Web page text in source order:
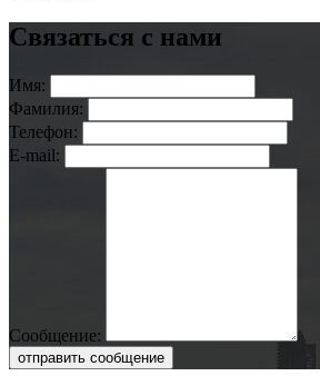
Связаться с нами
Имя:
Фамилия:
Телефон:
E-mail:
Сообщение:
отправить сообщение